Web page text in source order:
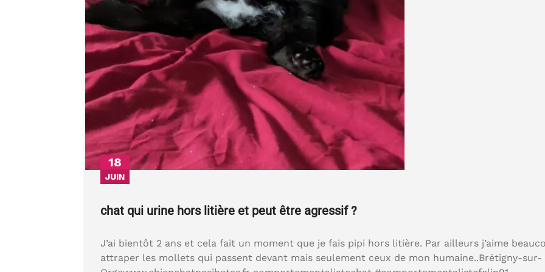
18
JUIN
chat qui urine hors litière et peut être agressif ?
J’ai bientôt 2 ans et cela fait un moment que je fais pipi hors litière. Par ailleurs j’aime
attraper les mollets qui passent devant mais seulement ceux de mon humaine..Brétigny-sur-